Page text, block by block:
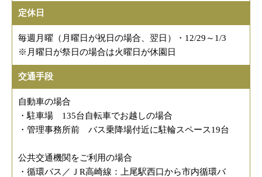
定休日
毎週月曜（月曜日が祝日の場合、翌日）・12/29～1/3
※月曜日が祭日の場合は火曜日が休園日
交通手段
自動車の場合
・駐車場 135台自転車でお越しの場合
・管理事務所前 バス乗降場付近に駐輪スペース19台
公共交通機関をご利用の場合
・循環バス／ＪR高崎線：上尾駅西口から市内循環バ